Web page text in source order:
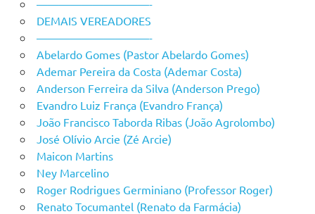
——————————-
DEMAIS VEREADORES
——————————-
Abelardo Gomes (Pastor Abelardo Gomes)
Ademar Pereira da Costa (Ademar Costa)
Anderson Ferreira da Silva (Anderson Prego)
Evandro Luiz França (Evandro França)
João Francisco Taborda Ribas (João Agrolombo)
José Olívio Arcie (Zé Arcie)
Maicon Martins
Ney Marcelino
Roger Rodrigues Germiniano (Professor Roger)
Renato Tocumantel (Renato da Farmácia)